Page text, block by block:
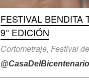
FESTIVAL BENDITA
9° EDICIÓN
Cortometraje, Festival
@CasaDelBicentenario